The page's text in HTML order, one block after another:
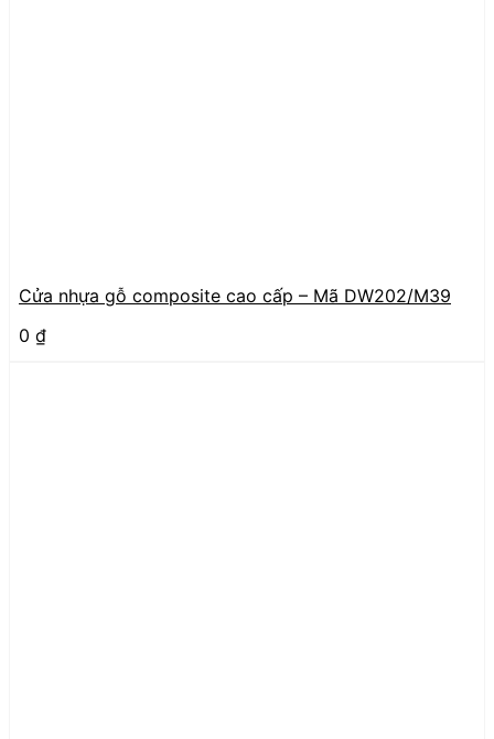
Cửa nhựa gỗ composite cao cấp – Mã DW202/M39
0 ₫